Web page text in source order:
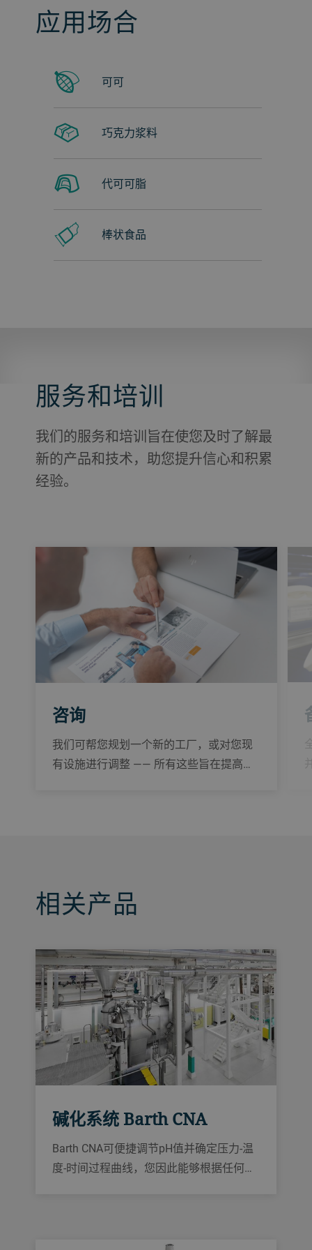
应用场合
可可
巧克力浆料
代可可脂
棒状食品
服务和培训
我们的服务和培训旨在使您及时了解最
新的产品和技术，助您提升信心和积累
经验。
咨询
我们可帮您规划一个新的工厂，或对您现
有设施进行调整 —— 所有这些旨在提高…
相关产品
碱化系统 Barth CNA
Barth CNA可便捷调节pH值并确定压力-温
度-时间过程曲线，您因此能够根据任何市